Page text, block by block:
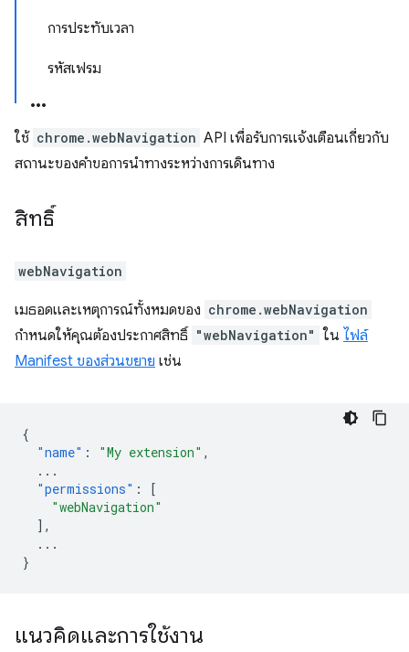
การประทับเวลา
รหัสเฟรม
ใช้ chrome.webNavigation API เพื่อรับการแจ้งเตือนเกี่ยวกับ
สถานะของคำขอการนำทางระหว่างการเดินทาง
สิทธิ์
webNavigation
เมธอดและเหตุการณ์ทั้งหมดของ chrome.webNavigation
กำหนดให้คุณต้องประกาศสิทธิ์ "webNavigation" ใน ไฟล์
Manifest ของส่วนขยาย เช่น
{
"name" : "My extension" ,
...
"permissions" :
[
"webNavigation"
],
...
}
แนวคิดและการใช้งาน